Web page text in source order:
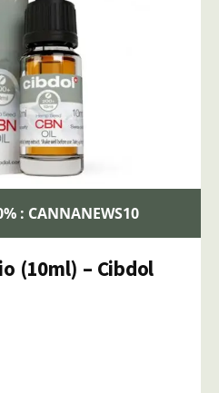
: CANNANEWS10
(10ml) – Cibdol